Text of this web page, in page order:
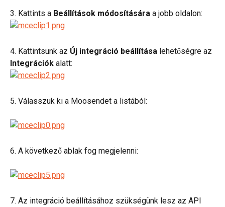
3. Kattints a Beállítások módosítására a jobb oldalon:
4. Kattintsunk az Új integráció beállítása lehetőségre az
Integrációk alatt:
5. Válasszuk ki a Moosendet a listából:
6. A következő ablak fog megjelenni:
7. Az integráció beállításához szükségünk lesz az API